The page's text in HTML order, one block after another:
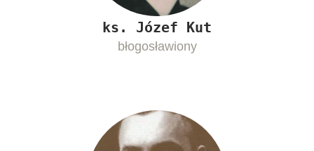
ks. Józef Kut
błogosławiony